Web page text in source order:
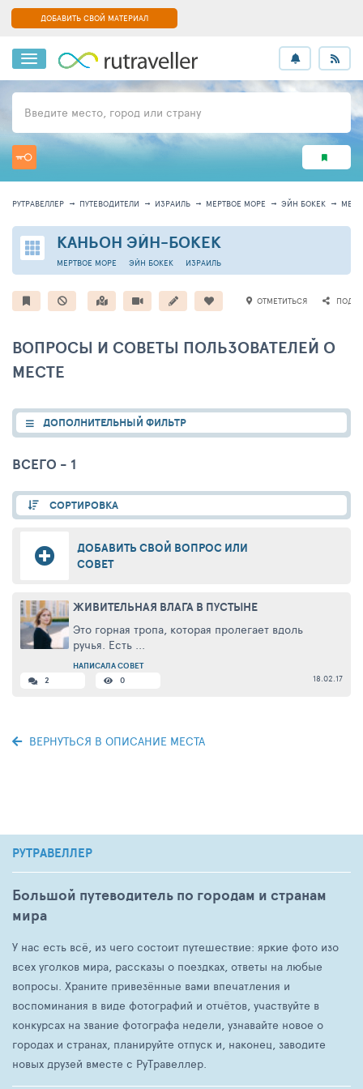
ДОБАВИТЬ СВОЙ МАТЕРИАЛ
Введите место, город или страну
РУТРАВЕЛЛЕР ПУТЕВОДИТЕЛИ ИЗРАИЛЬ МЕРТВОЕ МОРЕ ЭЙН БОКЕК
КАНЬОН ЭЙН-БОКЕК
ИЗРАИЛЬ
МЕРТВОЕ МОРЕ ЭЙН БОКЕК
ОТМЕТИТЬСЯ
ВОПРОСЫ И СОВЕТЫ ПОЛЬЗОВАТЕЛЕЙ О
МЕСТЕ
ДОПОЛНИТЕЛЬНЫЙ ФИЛЬТР
ВСЕГО - 1
СОРТИРОВКА
ДОБАВИТЬ СВОЙ ВОПРОС ИЛИ
СОВЕТ
18.02.17
ЖИВИТЕЛЬНАЯ ВЛАГА В ПУСТЫНЕ
Это горная тропа, которая пролегает вдоль
ручья. Есть ...
НАПИСАЛА СОВЕТ
2
0
ВЕРНУТЬСЯ В ОПИСАНИЕ МЕСТА
РУТРАВЕЛЛЕР
Большой путеводитель по городам и странам
мира
У нас есть всё, из чего состоит путешествие: яркие фото изо
всех уголков мира, рассказы о поездках, ответы на любые
вопросы. Храните привезённые вами впечатления и
воспоминания в виде фотографий и отчётов, участвуйте в
конкурсах на звание фотографа недели, узнавайте новое о
городах и странах, планируйте отпуск и, наконец, заводите
новых друзей вместе с РуТравеллер.